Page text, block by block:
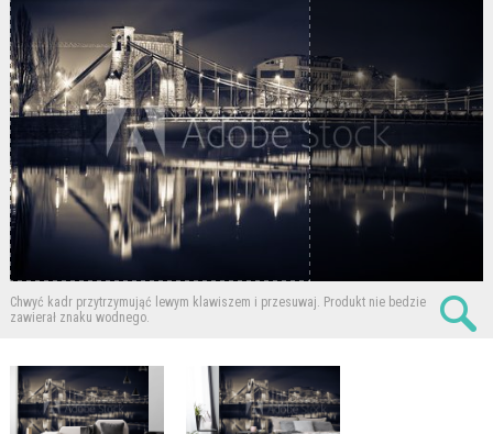
Chwyć kadr przytrzymująć lewym klawiszem i przesuwaj. Produkt nie bedzie
zawierał znaku wodnego.